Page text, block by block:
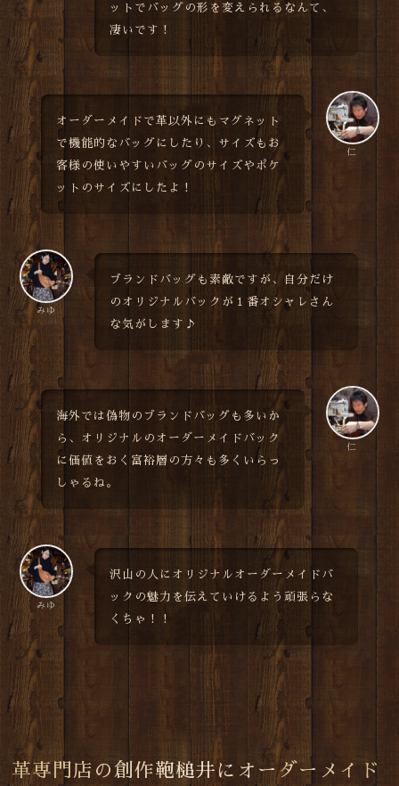
ットでバッグの形を変えられるなんて、
凄いです！
仁
オーダーメイドで革以外にもマグネット
で機能的なバッグにしたり、サイズもお
客様の使いやすいバッグのサイズやポケ
ットのサイズにしたよ！
みゆ
ブランドバッグも素敵ですが、自分だけ
のオリジナルバックが１番オシャレさん
な気がします♪
仁
海外では偽物のブランドバッグも多いか
ら、オリジナルのオーダーメイドバック
に価値をおく富裕層の方々も多くいらっ
しゃるね。
みゆ
沢山の人にオリジナルオーダーメイドバ
ックの魅力を伝えていけるよう頑張らな
くちゃ！！
革専門店の創作鞄槌井にオーダーメイド